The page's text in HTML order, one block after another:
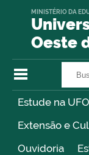
Oeste
MINISTÉRIO DA
Estude na
Extensão e
Ouvidoria